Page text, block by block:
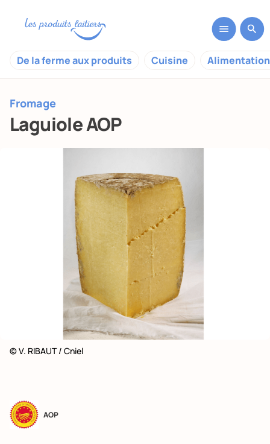
De la ferme aux produits Cuisine
Fromage
Laguiole AOP
© V. RIBAUT / Cniel
AOP